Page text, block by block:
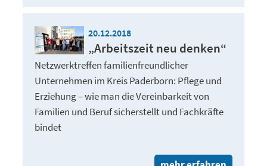
20.12.2018
„Arbeitszeit neu denken“
Netzwerktreffen familienfreundlicher
Unternehmen im Kreis Paderborn: Pflege und
Erziehung – wie man die Vereinbarkeit von
Familien und Beruf sicherstellt und Fachkräfte
bindet